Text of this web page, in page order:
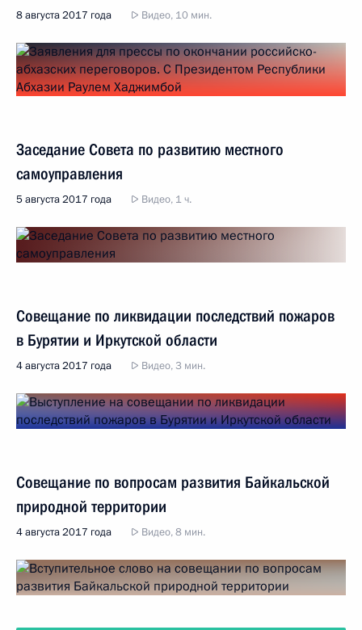
8 августа 2017 года Видео, 10 мин.
Заседание Совета по развитию местного
самоуправления
5 августа 2017 года Видео, 1 ч.
Совещание по ликвидации последствий пожаров
в Бурятии и Иркутской области
4 августа 2017 года Видео, 3 мин.
Совещание по вопросам развития Байкальской
природной территории
4 августа 2017 года Видео, 8 мин.